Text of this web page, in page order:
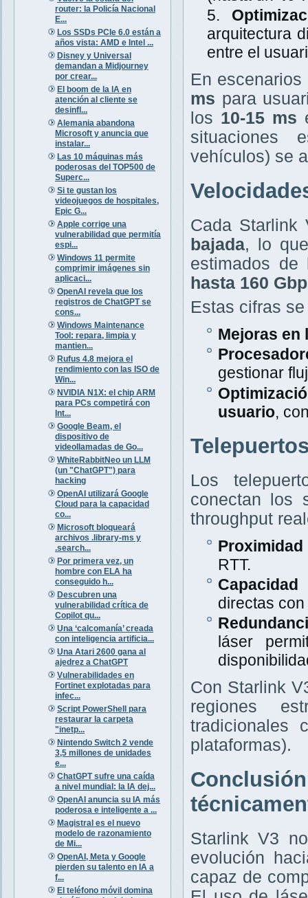
router: la Policía Nacional
E...
Los SSDs PCIe 6.0 están a
años vista: AMD e Intel ...
Disney y Universal
demandan a Midjourney
por crear...
El boom de la IA en
atención al cliente se
desinfl...
Alemania abandona
Microsoft y anuncia que
instalar...
Las 10 máquinas más
poderosas del TOP500 de
Superc...
Si te gustan los
videojuegos de hospitales,
Epic G...
Apple corrige una
vulnerabilidad que permitía
espi...
Windows 11 permite
comprimir imágenes sin
aplicaci...
OpenAI revela que los
registros de ChatGPT se
cons...
Windows Maintenance
Tool: repara, limpia y
mantien...
Rufus 4.8 mejora el
rendimiento con las ISO de
Win...
NVIDIA N1X: el chip ARM
para PCs competirá con
Int...
Google Beam, el
dispositivo de
videollamadas de Go...
WhiteRabbitNeo un LLM
(un "ChatGPT") para
hacking
OpenAI utilizará Google
Cloud para la capacidad
co...
Microsoft bloqueará
archivos .library-ms y
.search...
Por primera vez, un
hombre con ELA ha
conseguido h...
Descubren una
vulnerabilidad crítica de
Copilot qu...
Una ‘calcomanía’ creada
con inteligencia artificia...
Una Atari 2600 gana al
ajedrez a ChatGPT
Vulnerabilidades en
Fortinet explotadas para
infec...
Script PowerShell para
restaurar la carpeta
"inetp...
Nintendo Switch 2 vende
3,5 millones de unidades
e...
ChatGPT sufre una caída
a nivel mundial: la IA dej...
OpenAI anuncia su IA más
poderosa e inteligente a ...
Magistral es el nuevo
modelo de razonamiento
de Mi...
OpenAI, Meta y Google
pierden su talento en IA a
f...
El teléfono móvil domina
arquitectura
entre el
En
ms para
los 10-15 ms
situaciones
vehículos) se
Cada
bajada, lo
estimados
hasta 160
Estas cifras
Mejoras en
gestionar
usuario,
Los
conectan los
throughput
RTT.
directas
láser
Con Starlink
regiones
tradicionales
plataformas).
Starlink V3
evolución
capaz de